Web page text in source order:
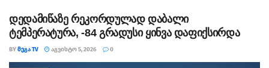
დედამიწაზე რეკორდულად დაბალი
ტემპერატურა, -84 გრადუსი ყინვა დაფიქსირდა
BYᲛᲔᲒᲐ TV ᲐᲒᲕᲘᲡᲢᲝ 5, 2026 0